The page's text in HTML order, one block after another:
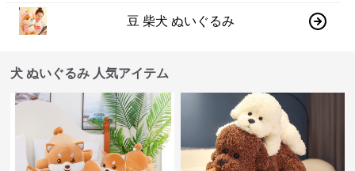
豆 柴犬 ぬいぐるみ
犬 ぬいぐるみ 人気アイテム